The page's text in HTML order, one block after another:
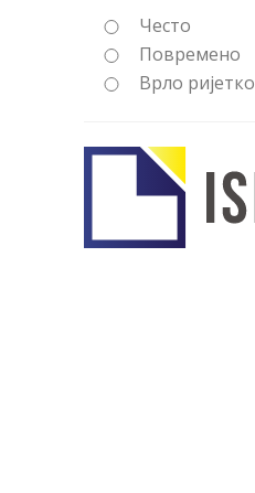
Често
Повремено
Врло ријетко